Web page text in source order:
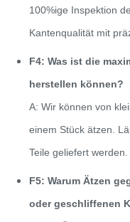
100%ige Inspektion
Kantenqualität mit
F4: Was ist die
herstellen können?
A: Wir können von
einem Stück ätzen.
Teile geliefert werden.
F5: Warum Ätzen
oder geschliffenen